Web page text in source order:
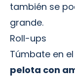
también se
grande.
Roll-ups
Túmbate en
pelota con